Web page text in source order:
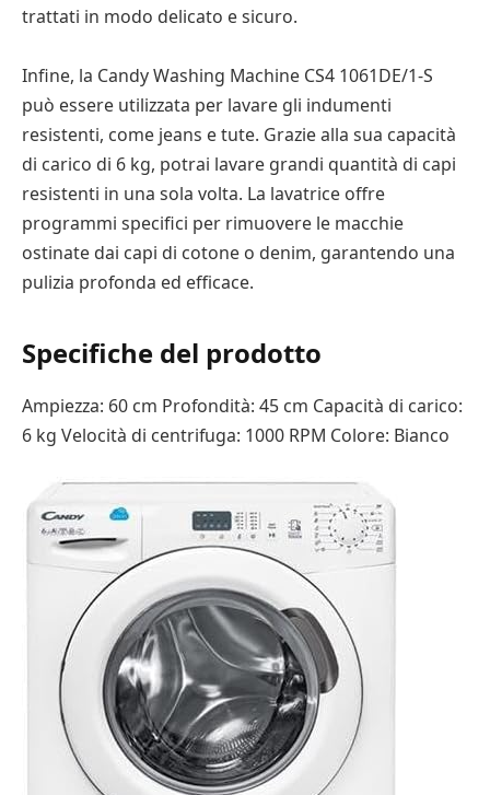
trattati in modo delicato e sicuro.
Infine, la Candy Washing Machine CS4 1061DE/1-S
può essere utilizzata per lavare gli indumenti
resistenti, come jeans e tute. Grazie alla sua capacità
di carico di 6 kg, potrai lavare grandi quantità di capi
resistenti in una sola volta. La lavatrice offre
programmi specifici per rimuovere le macchie
ostinate dai capi di cotone o denim, garantendo una
pulizia profonda ed efficace.
Specifiche del prodotto
Ampiezza: 60 cm Profondità: 45 cm Capacità di carico:
6 kg Velocità di centrifuga: 1000 RPM Colore: Bianco